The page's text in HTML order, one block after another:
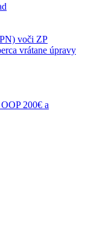
voči ZP
vrátane úpravy
200€ a